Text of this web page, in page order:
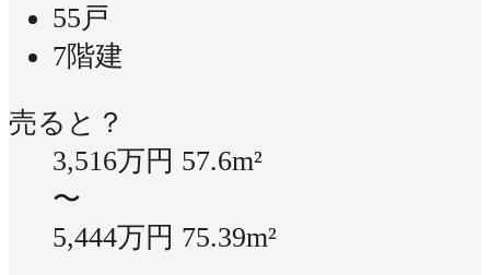
55戸
7階建
売ると？
3,516万円 57.6m²
〜
5,444万円 75.39m²